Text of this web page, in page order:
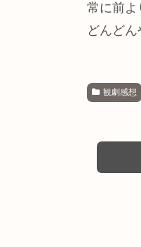
常に前よ
どんど
観劇感想